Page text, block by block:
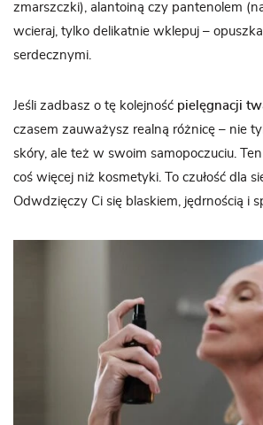
zmarszczki), alantoiną czy pantenolem
wcieraj, tylko delikatnie wklepuj –
serdecznymi.
Jeśli zadbasz o tę kolejność pielęgnacji
czasem zauważysz realną różnicę – nie
skóry, ale też w swoim samopoczuciu.
coś więcej niż kosmetyki. To czułość dla
Odwdzięczy Ci się blaskiem, jędrnością i